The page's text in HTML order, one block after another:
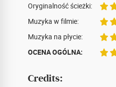
Oryginalność ścieżki:
Muzyka w filmie:
Muzyka na płycie:
OCENA OGÓLNA:
Credits: